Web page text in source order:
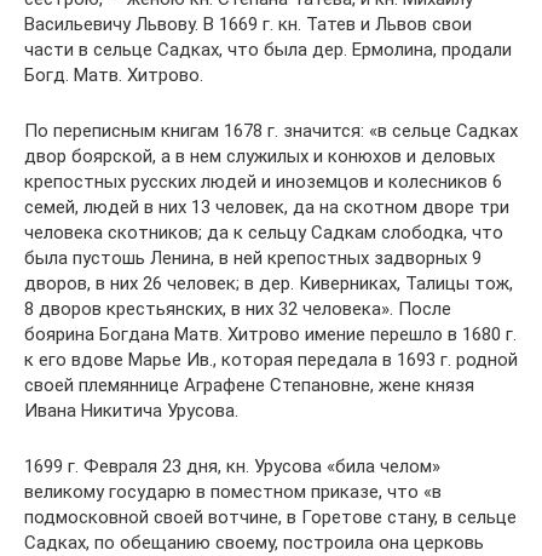
Васильевичу Львову. В 1669 г. кн. Татев и Львов свои
части в сельце Садках, что была дер. Ермолина, продали
Богд. Матв. Хитрово.
По переписным книгам 1678 г. значится: «в сельце Садках
двор боярской, а в нем служилых и конюхов и деловых
крепостных русских людей и иноземцов и колесников 6
семей, людей в них 13 человек, да на скотном дворе три
человека скотников; да к сельцу Садкам слободка, что
была пустошь Ленина, в ней крепостных задворных 9
дворов, в них 26 человек; в дер. Киверниках, Талицы тож,
8 дворов крестьянских, в них 32 человека». После
боярина Богдана Матв. Хитрово имение перешло в 1680 г.
к его вдове Марье Ив., которая передала в 1693 г. родной
своей племяннице Аграфене Степановне, жене князя
Ивана Никитича Урусова.
1699 г. Февраля 23 дня, кн. Урусова «била челом»
великому государю в поместном приказе, что «в
подмосковной своей вотчине, в Горетове стану, в сельце
Садках, по обещанию своему, построила она церковь